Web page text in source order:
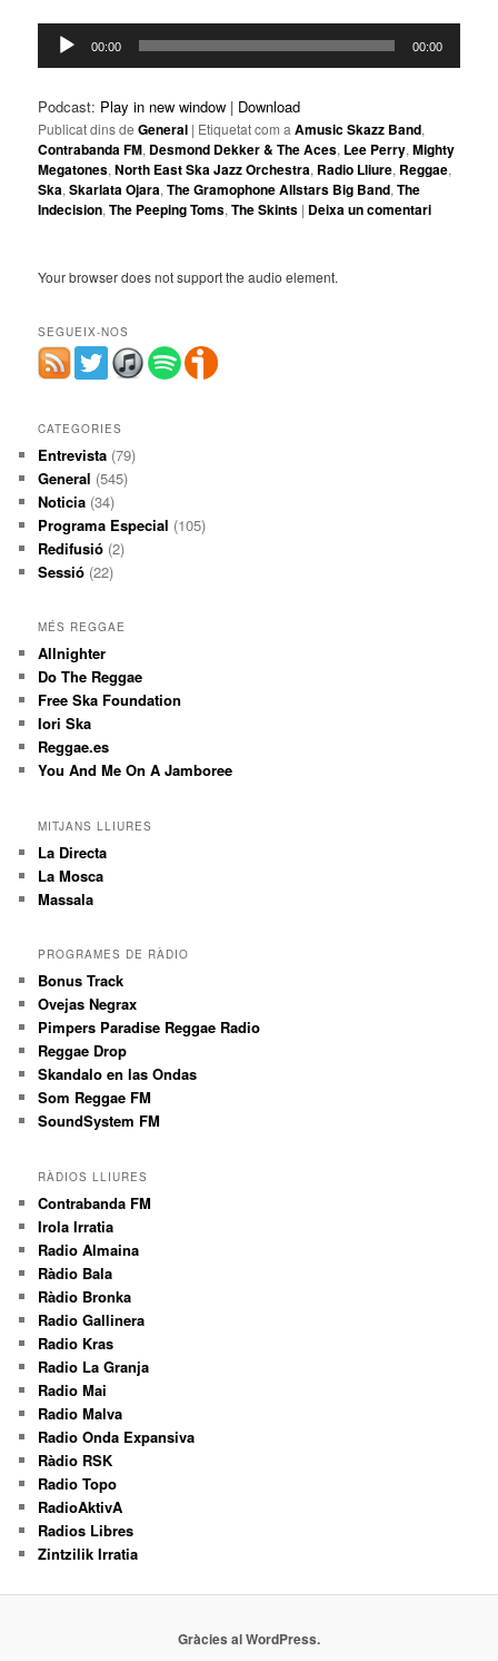
Reproductor
d'àudio
00:00 00:00
Podcast: Play in new window | Download
Publicat dins de General | Etiquetat com a Amusic Skazz Band,
Contrabanda FM, Desmond Dekker & The Aces, Lee Perry,Mighty
Megatones,North East Ska Jazz Orchestra, Radio Lliure, Reggae,
Ska,Skarlata Ojara,The Gramophone Allstars Big Band,The
Indecision,The Peeping Toms,The Skints | Deixa un comentari
Your browser does not support the audio element.
SEGUEIX-NOS
CATEGORIES
Entrevista (79)
General (545)
Noticia (34)
Programa Especial (105)
Redifusió (2)
Sessió (22)
MÉS REGGAE
Allnighter
Do The Reggae
Free Ska Foundation
Iori Ska
Reggae.es
You And Me On A Jamboree
MITJANS LLIURES
La Directa
La Mosca
Massala
PROGRAMES DE RÀDIO
Bonus Track
Ovejas Negrax
Pimpers Paradise Reggae Radio
Reggae Drop
Skandalo en las Ondas
Som Reggae FM
SoundSystem FM
RÀDIOS LLIURES
Contrabanda FM
Irola Irratia
Radio Almaina
Ràdio Bala
Ràdio Bronka
Radio Gallinera
Radio Kras
Radio La Granja
Radio Mai
Radio Malva
Radio Onda Expansiva
Ràdio RSK
Radio Topo
RadioAktivA
Radios Libres
Zintzilik Irratia
Gràcies al WordPress.